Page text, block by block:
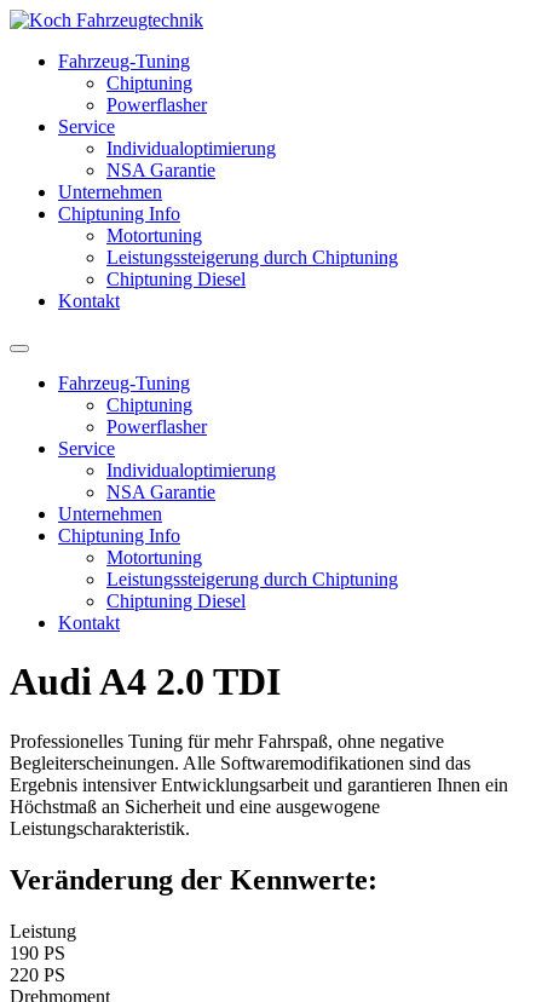
Fahrzeug-Tuning
Chiptuning
Powerflasher
Service
Individualoptimierung
NSA Garantie
Unternehmen
Chiptuning Info
Motortuning
Leistungssteigerung durch Chiptuning
Chiptuning Diesel
Kontakt
Fahrzeug-Tuning
Chiptuning
Powerflasher
Service
Individualoptimierung
NSA Garantie
Unternehmen
Chiptuning Info
Motortuning
Leistungssteigerung durch Chiptuning
Chiptuning Diesel
Kontakt
Audi A4 2.0 TDI
Professionelles Tuning für mehr Fahrspaß, ohne negative
Begleiterscheinungen. Alle Softwaremodifikationen sind das
Ergebnis intensiver Entwicklungsarbeit und garantieren Ihnen ein
Höchstmaß an Sicherheit und eine ausgewogene
Leistungscharakteristik.
Veränderung der Kennwerte:
Leistung
190 PS
220 PS
Drehmoment